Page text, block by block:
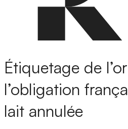
Étiquetage de
l’obligation
lait annulée